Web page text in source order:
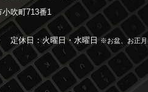
吹町713番1
定休日：火曜日・水曜日 ※お盆、お正月